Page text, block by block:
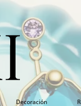
Decoración